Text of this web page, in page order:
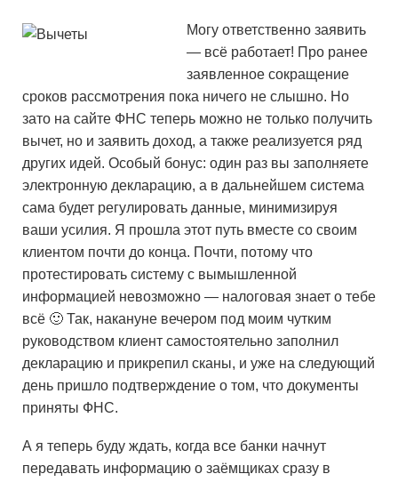
Могу ответственно заявить
— всё работает! Про ранее
заявленное сокращение
сроков рассмотрения пока ничего не слышно. Но
зато на сайте ФНС теперь можно не только получить
вычет, но и заявить доход, а также реализуется ряд
других идей. Особый бонус: один раз вы заполняете
электронную декларацию, а в дальнейшем система
сама будет регулировать данные, минимизируя
ваши усилия. Я прошла этот путь вместе со своим
клиентом почти до конца. Почти, потому что
протестировать систему с вымышленной
информацией невозможно — налоговая знает о тебе
всё 🙂 Так, накануне вечером под моим чутким
руководством клиент самостоятельно заполнил
декларацию и прикрепил сканы, и уже на следующий
день пришло подтверждение о том, что документы
приняты ФНС.
А я теперь буду ждать, когда все банки начнут
передавать информацию о заёмщиках сразу в